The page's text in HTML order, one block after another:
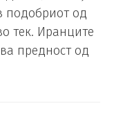
подобриот од
тек. Иранците
предност од